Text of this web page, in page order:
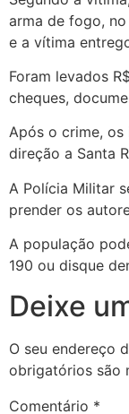
arma de fogo,
e a vítima
Foram levados
cheques,
Após o crime, os
direção a Santa
A Polícia Militar
prender os
A população
190 ou disque
Deixe
O seu endereço
obrigatórios são
Comentário *